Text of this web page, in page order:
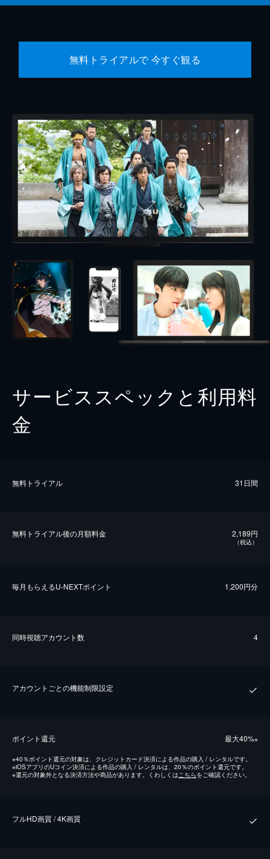
無料トライアルで 今すぐ観る
サービススペックと利用料
金
無料トライアル 31日間
無料トライアル後の⽉額料金 2,189円
（税込）
毎⽉もらえるU-NEXTポイント 1,200円分
同時視聴アカウント数 4
アカウントごとの機能制限設定
ポイント還元 最⼤40%※
※40％ポイント還元の対象は、クレジットカード決済による作品の購入 / レンタルです。
※iOSアプリのUコイン決済による作品の購入 / レンタルは、20％のポイント還元です。
※還元の対象外となる決済方法や商品があります。くわしくはこちらをご確認ください。
フルHD画質 / 4K画質